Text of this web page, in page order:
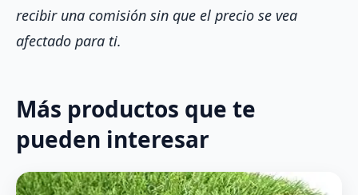
recibir una comisión sin que el precio se vea
afectado para ti.
Más productos que te
pueden interesar